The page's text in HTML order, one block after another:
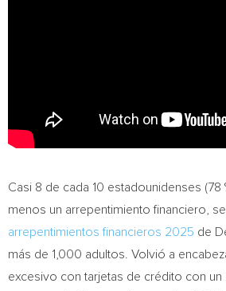
Casi 8 de cada 10 estadounidenses (78
menos un arrepentimiento financiero,
arrepentimientos financieros 2025 de
más de 1,000 adultos. Volvió a
excesivo con tarjetas de crédito con un